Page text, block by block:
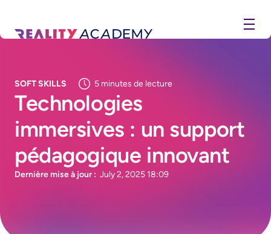
SOFT SKILLS 5 minutes de lecture
Technologies
immersives : un support
pédagogique innovant
Dernière mise à jour : July 2, 2025 18:09